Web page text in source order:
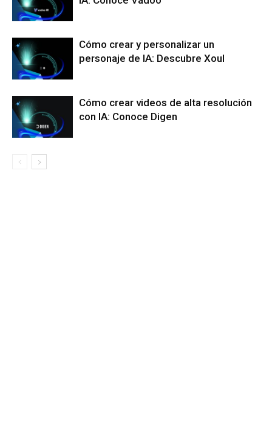
Cómo crear y personalizar un
personaje de IA: Descubre Xoul
Cómo crear videos de alta resolución
con IA: Conoce Digen